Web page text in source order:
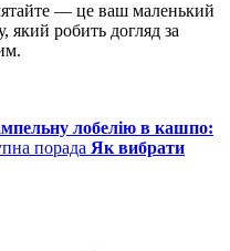
— це ваш маленький
який робить догляд за
лобелію в кашпо:
порада Як вибрати